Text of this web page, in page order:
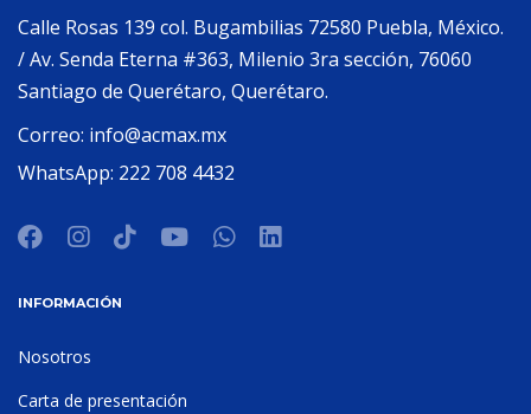
Calle Rosas 139 col. Bugambilias 72580 Puebla, México.
/ Av. Senda Eterna #363, Milenio 3ra sección, 76060
Santiago de Querétaro, Querétaro.
Correo: info@acmax.mx
WhatsApp: 222 708 4432
INFORMACIÓN
Nosotros
Carta de presentación